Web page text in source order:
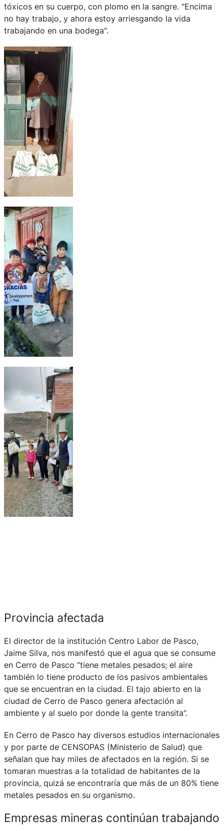
tóxicos en su cuerpo, con plomo en la sangre. "Encima
no hay trabajo, y ahora estoy arriesgando la vida
trabajando en una bodega".
Provincia afectada
El director de la institución Centro Labor de Pasco,
Jaime Silva, nos manifestó que el agua que se consume
en Cerro de Pasco “tiene metales pesados; el aire
también lo tiene producto de los pasivos ambientales
que se encuentran en la ciudad. El tajo abierto en la
ciudad de Cerro de Pasco genera afectación al
ambiente y al suelo por donde la gente transita”.
En Cerro de Pasco hay diversos estudios internacionales
y por parte de CENSOPAS (Ministerio de Salud) que
señalan que hay miles de afectados en la región. Si se
tomaran muestras a la totalidad de habitantes de la
provincia, quizá se encontraría que más de un 80% tiene
metales pesados en su organismo.
Empresas mineras continúan trabajando